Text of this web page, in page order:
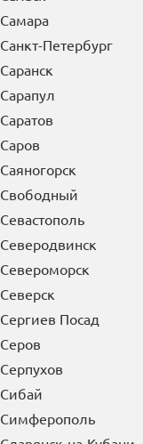
Руза
Рыбинск
Рязань
Салават
Сальск
Самара
Санкт-Петербург
Саранск
Сарапул
Саратов
Саров
Саяногорск
Свободный
Севастополь
Северодвинск
Североморск
Северск